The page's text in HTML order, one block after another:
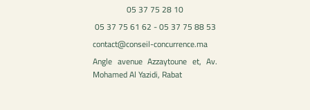
05 37 75 28 10
05 37 75 61 62 - 05 37 75 88 53
contact@conseil-concurrence.ma
Angle avenue Azzaytoune et, Av.
Mohamed Al Yazidi, Rabat